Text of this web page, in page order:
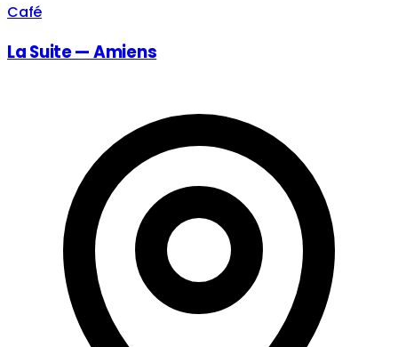
Café
La Suite — Amiens